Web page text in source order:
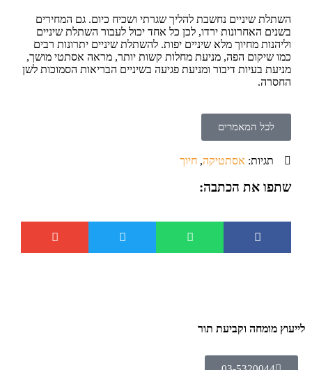
השתלת שיניים נחשבת להליך שגרתי ושכיח כיום. גם המחירים
בשנים האחרונות ירדו, לכן כל אחד יכול לעבור השתלת שיניים
וליהנות מחיוך מלא שיניים יפות. להשתלת שיניים יתרונות רבים
כמו שיקום הפה, מניעת מחלות קשות יותר, מראה אסתטי מושך,
מניעת בעיות דיבור ומניעת פגיעה בשיניים הבריאות הסמוכות לשן
החסרה.
לכל המאמרים
תגיות: אסתטיקה, חיוך
שתפו את הכתבה:
לייעוץ מומחה וקביעת תור